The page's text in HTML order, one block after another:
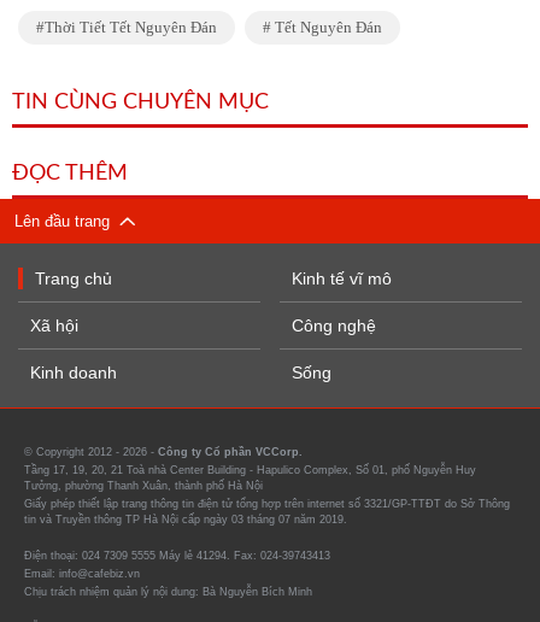
Thời Tiết Tết Nguyên Đán Tết Nguyên Đán
TIN CÙNG CHUYÊN MỤC
ĐỌC THÊM
Lên đầu trang
Trang chủ
Xã hội
Kinh doanh
Kinh tế vĩ mô
Công nghệ
Sống
© Copyright 2012 - 2026 - Công ty Cổ phần VCCorp.
Tầng 17, 19, 20, 21 Toà nhà Center Building - Hapulico Complex, Số 01, phố Nguyễn Huy
Tưởng, phường Thanh Xuân, thành phố Hà Nội
Giấy phép thiết lập trang thông tin điện tử tổng hợp trên internet số 3321/GP-TTĐT do Sở Thông
tin và Truyền thông TP Hà Nội cấp ngày 03 tháng 07 năm 2019.
Điện thoại: 024 7309 5555 Máy lẻ 41294. Fax: 024-39743413
Email: info@cafebiz.vn
Chịu trách nhiệm quản lý nội dung: Bà Nguyễn Bích Minh